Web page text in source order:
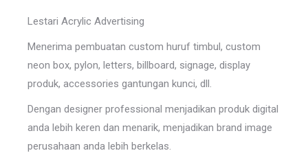
Lestari Acrylic Advertising
Menerima pembuatan custom huruf timbul, custom
neon box, pylon, letters, billboard, signage, display
produk, accessories gantungan kunci, dll.
Dengan designer professional menjadikan produk digital
anda lebih keren dan menarik, menjadikan brand image
perusahaan anda lebih berkelas.